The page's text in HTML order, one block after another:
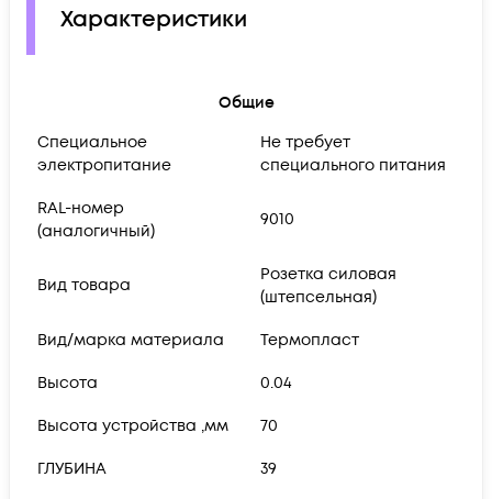
Характеристики
Общие
Cпециальное
электропитание
Не требует
специального питания
RAL-номер
(аналогичный)
9010
Вид товара
Розетка силовая
(штепсельная)
Вид/марка материала Термопласт
Высота 0.04
Высота устройства ,мм 70
ГЛУБИНА 39